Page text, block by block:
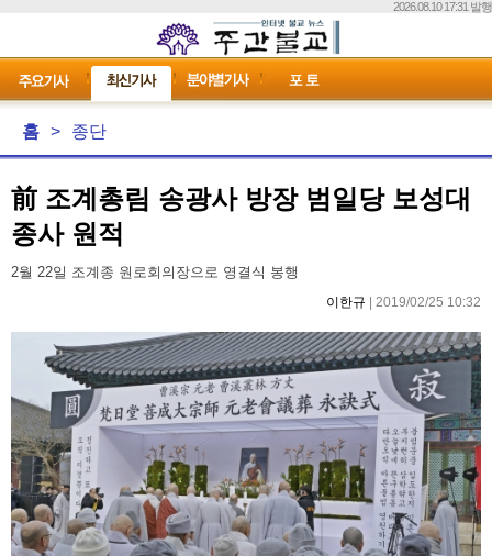
2026.08.10 17:31 발행
홈 > 종단
前 조계총림 송광사 방장 범일당 보성대
종사 원적
2월 22일 조계종 원로회의장으로 영결식 봉행
이한규 | 2019/02/25 10:32